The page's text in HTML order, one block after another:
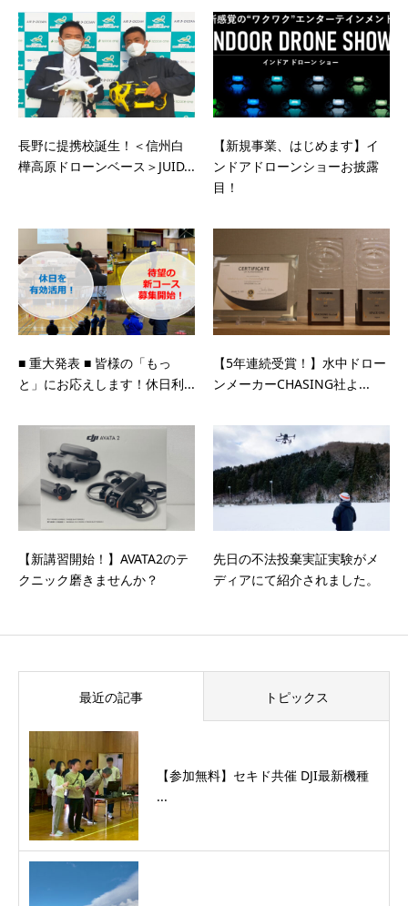
長野に提携校誕生！＜信州白
樺高原ドローンベース＞JUID...
【新規事業、はじめます】イ
ンドアドローンショーお披露
目！
■ 重大発表 ■ 皆様の「もっ
と」にお応えします！休日利...
【5年連続受賞！】水中ドロー
ンメーカーCHASING社よ...
【新講習開始！】AVATA2のテ
クニック磨きませんか？
先日の不法投棄実証実験がメ
ディアにて紹介されました。
最近の記事 トピックス
【参加無料】セキド共催 DJI最新機種
...